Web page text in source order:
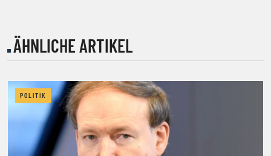
ÄHNLICHE ARTIKEL
POLITIK